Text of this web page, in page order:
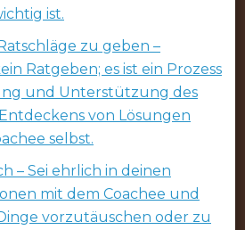
ist.
zu geben –
Ratgeben; es ist ein Prozess
und Unterstützung des
von Lösungen
selbst.
– Sei ehrlich in deinen
mit dem Coachee und
vorzutäuschen oder zu